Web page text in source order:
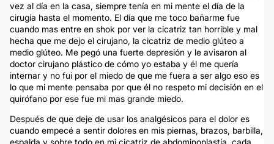
vez al día en la casa, siempre tenía en mi mente el día de la
cirugía hasta el momento. El día que me toco bañarme fue
cuando mas entre en shok por ver la cicatriz tan horrible y mal
hecha que me dejo el cirujano, la cicatriz de medio glúteo a
medio glúteo. Me pegó una fuerte depresión y le avisaron al
doctor cirujano plástico de cómo yo estaba y él me quería
internar y no fui por el miedo de que me fuera a ser algo eso es
lo que mi mente pensaba por que él no respeto mi decisión en el
quirófano por ese fue mi mas grande miedo.
Después de que deje de usar los analgésicos para el dolor es
cuando empecé a sentir dolores en mis piernas, brazos, barbilla,
espalda y sobre todo en mi cicatriz de abdominoplastía, cada